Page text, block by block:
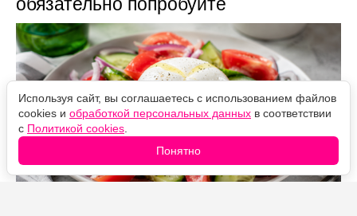
обязательно попробуйте
Используя сайт, вы соглашаетесь с использованием файлов
cookies и обработкой персональных данных в соответствии
с Политикой cookies
Понятно